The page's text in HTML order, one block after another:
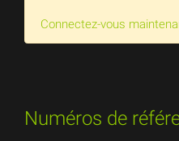
Connectez-vous
Numéros de